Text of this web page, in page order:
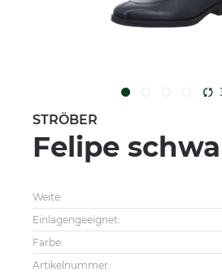
STRÖBER
Felipe
Weite:
Einlagengeeignet:
Farbe:
Artikelnummer: